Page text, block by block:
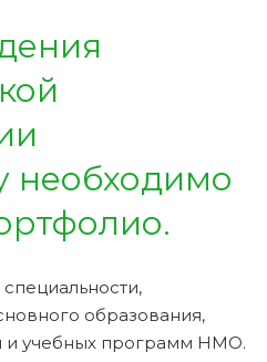
необходимо
образования,
и учебных программ НМО.